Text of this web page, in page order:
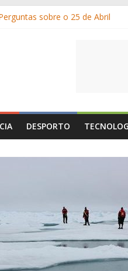
sobre o 25 de Abril
DESPORTO